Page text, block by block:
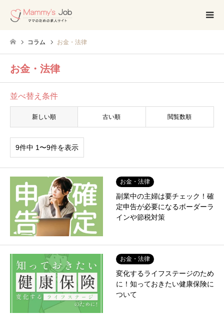
コラム お金・法律
お金・法律
並べ替え条件
新しい順 古い順 閲覧数順
9件中 1〜9件を表示
お金・法律
副業中の主婦は要チェック！確
定申告が必要になるボーダーラ
インや節税対策
お金・法律
変化するライフステージのため
に！知っておきたい健康保険に
ついて